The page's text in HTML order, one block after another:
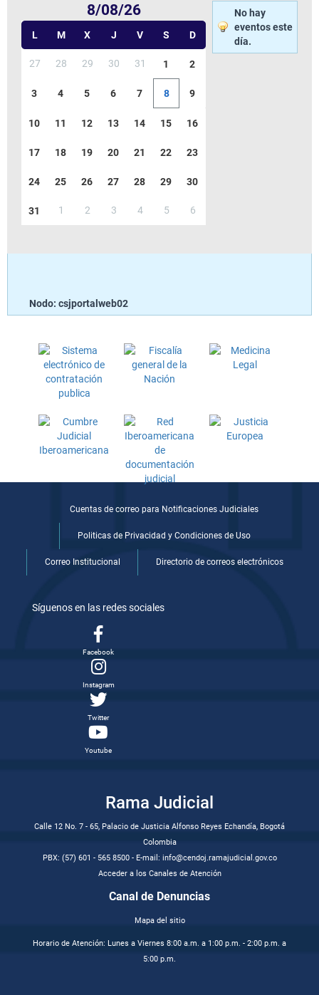
8/08/26
L M X J V S D
27 28 29 30 31 1 2
3 4 5 6 7 8 9
10 11 12 13 14 15 16
17 18 19 20 21 22 23
24 25 26 27 28 29 30
31 1 2 3 4 5 6
No hay
eventos este
día.
Nodo: csjportalweb02
Cuentas de correo para Notificaciones Judiciales
Politicas de Privacidad y Condiciones de Uso
Correo Institucional Directorio de correos electrónicos
Síguenos en las redes sociales
Facebook
Instagram
Twitter
Youtube
Rama Judicial
Calle 12 No. 7 - 65, Palacio de Justicia Alfonso Reyes Echandía, Bogotá
Colombia
PBX: (57) 601 - 565 8500 - E-mail: info@cendoj.ramajudicial.gov.co
Acceder a los Canales de Atención
Canal de Denuncias
Mapa del sitio
Horario de Atención: Lunes a Viernes 8:00 a.m. a 1:00 p.m. - 2:00 p.m. a
5:00 p.m.